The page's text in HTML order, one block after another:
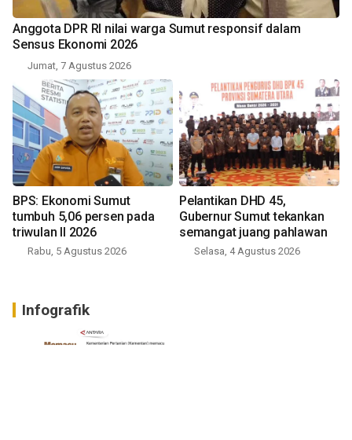
Anggota DPR RI nilai warga Sumut responsif dalam
Sensus Ekonomi 2026
Jumat, 7 Agustus 2026
BPS: Ekonomi Sumut
tumbuh 5,06 persen pada
triwulan II 2026
Rabu, 5 Agustus 2026
Pelantikan DHD 45,
Gubernur Sumut tekankan
semangat juang pahlawan
Selasa, 4 Agustus 2026
Infografik